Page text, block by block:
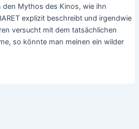
den Mythos des Kinos, wie ihn
explizit beschreibt und irgendwie
versucht mit dem tatsächlichen
so könnte man meinen ein wilder